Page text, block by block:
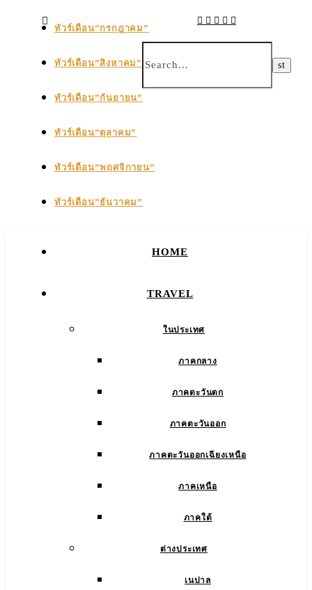
ทัวร์เดือน”กรกฎาคม”
ทัวร์เดือน”สิงหาคม”
ทัวร์เดือน”กันยายน”
ทัวร์เดือน”ตุลาคม”
ทัวร์เดือน”พฤศจิกายน”
ทัวร์เดือน”ธันวาคม”
HOME
TRAVEL
ในประเทศ
ภาคกลาง
ภาคตะวันตก
ภาคตะวันออก
ภาคตะวันออกเฉียงเหนือ
ภาคเหนือ
ภาคใต้
ต่างประเทศ
เนปาล